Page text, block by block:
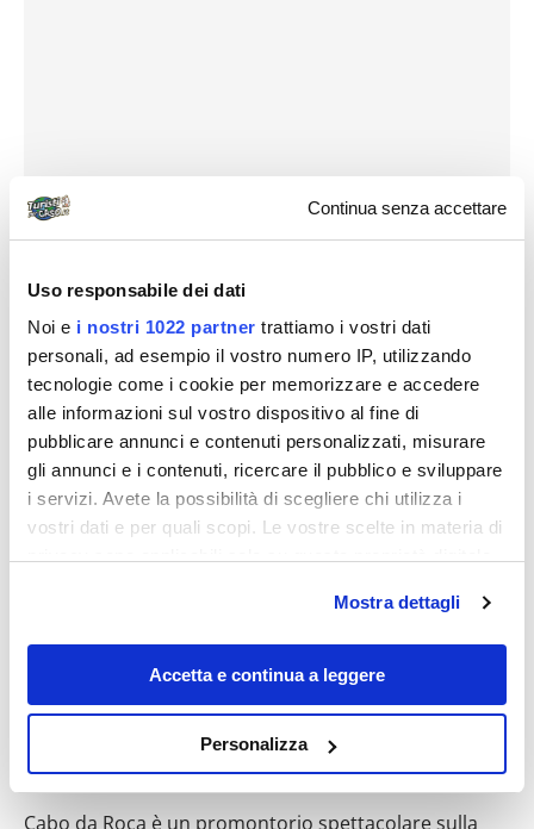
Continua senza accettare
Uso responsabile dei dati
Noi e i nostri 1022 partner trattiamo i vostri dati
personali, ad esempio il vostro numero IP, utilizzando
tecnologie come i cookie per memorizzare e accedere
alle informazioni sul vostro dispositivo al fine di
pubblicare annunci e contenuti personalizzati, misurare
gli annunci e i contenuti, ricercare il pubblico e sviluppare
i servizi. Avete la possibilità di scegliere chi utilizza i
vostri dati e per quali scopi. Le vostre scelte in materia di
modificare o revocare il proprio consenso in qualsiasi
momento dalla Dichiarazione sui cookie o facendo clic
sull'icona di attivazione della privacy.
raccogliere informazioni sulla tua posizione
geografica, con un'approssimazione di qualche
metro,
Mostra dettagli
Accetta e continua a leggere
Personalizza
Destinazioni
È il punto più occidentale d’Europa: da
questo faro inizia (e finisce) il Vecchio
Continente
Cabo da Roca è un promontorio spettacolare sulla